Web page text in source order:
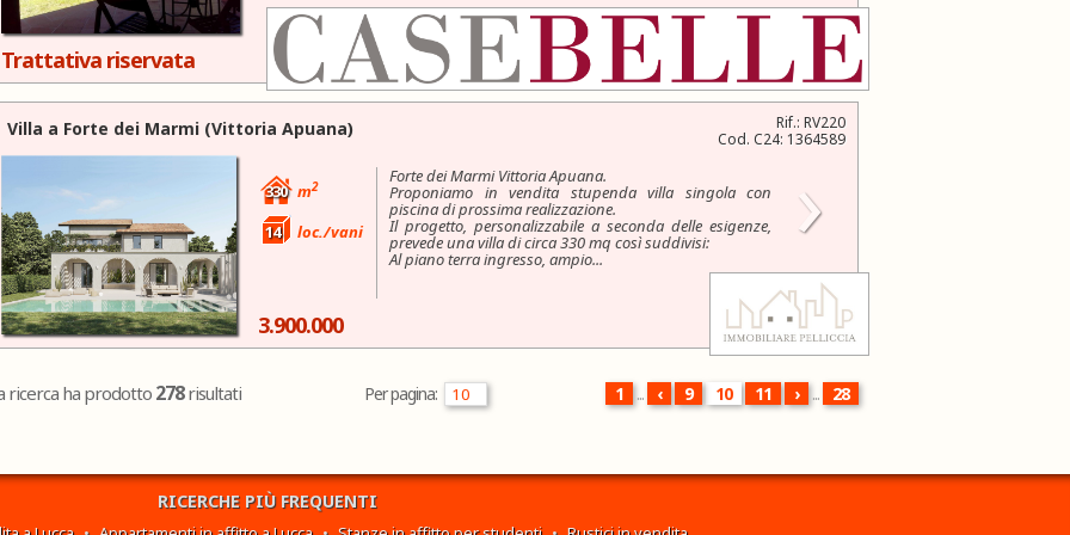
A Forte dei Marmi, in una...
Trattativa riservata
Rif.: RV220
Cod. C24: 1364589
Villa a Forte dei Marmi (Vittoria Apuana)
330 m2
14 loc./vani
Forte dei Marmi Vittoria Apuana.
Proponiamo in vendita stupenda villa singola con
piscina di prossima realizzazione.
Il progetto, personalizzabile a seconda delle esigenze,
prevede una villa di circa 330 mq così suddivisi:
Al piano terra ingresso, ampio... ›
3.900.000
ricerca ha prodotto 278risultati 1 ... ‹ 9 10 11 › ... 28
Per pagina:
RICERCHE PIÙ FREQUENTI